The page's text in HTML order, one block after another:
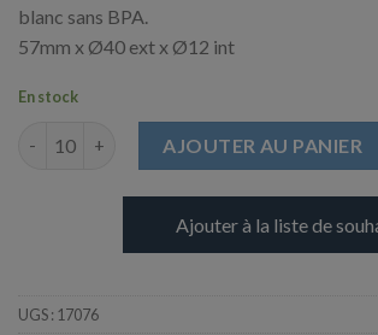
blanc sans BPA.
57mm x Ø40 ext x Ø12 int
En stock
AJOUTER AU PANIER
Ajouter à la liste de
UGS : 17076